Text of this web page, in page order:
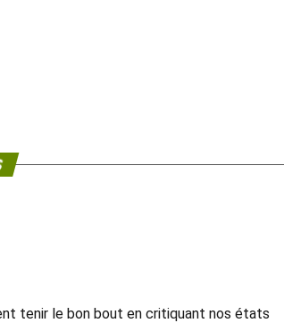
tenir le bon bout en critiquant nos états